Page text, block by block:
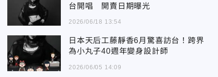
台開唱 開賣日期曝光
2026/06/18 13:54
日本天后工藤靜香6月驚喜訪台！跨界
為小丸子40週年變身設計師
2026/06/05 14:09